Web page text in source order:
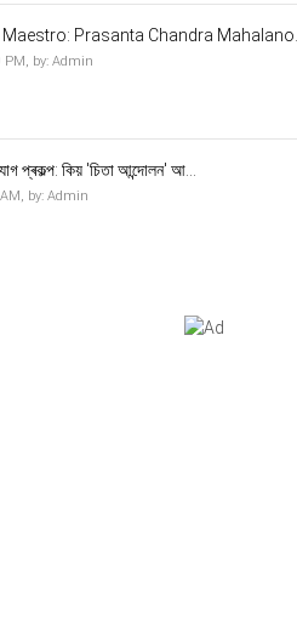
Prasanta Chandra Mahalano...
PM, by: Admin
প্ৰকল্প: কিয় 'চিতা আন্দোলন' আ...
by: Admin